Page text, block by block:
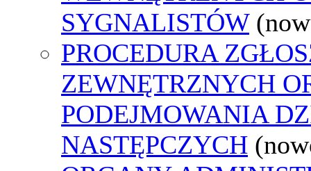
SYGNALISTÓW
PROCEDURA
ZEWNĘTRZNYCH
PODEJMOWANIA
NASTĘPCZYCH